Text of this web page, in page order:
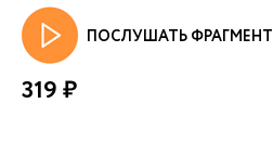
ПОСЛУШАТЬ ФРАГМЕНТ
319 ₽